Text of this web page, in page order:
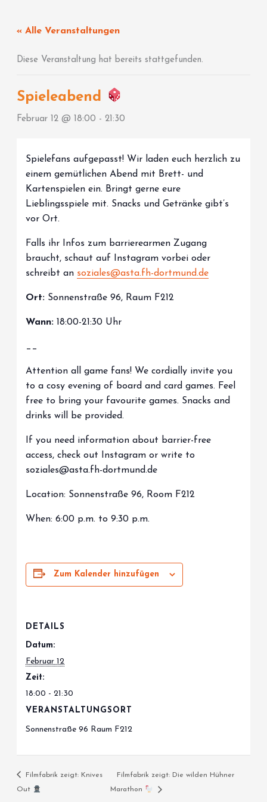
springen« Alle Veranstaltungen
Diese Veranstaltung hat bereits stattgefunden.
Spieleabend
Februar 12 @ 18:00 -21:30
Spielefans aufgepasst! Wir laden euch herzlich zu
einem gemütlichen Abend mit Brett- und
Kartenspielen ein. Bringt gerne eure
Lieblingsspiele mit. Snacks und Getränke gibt’s
vor Ort.
Falls ihr Infos zum barrierearmen Zugang
braucht, schaut auf Instagram vorbei oder
schreibt an soziales@asta.fh-dortmund.de
Ort: Sonnenstraße 96, Raum F212
Wann:18:00-21:30 Uhr
__
Attention all game fans! We cordially invite you
to a cosy evening of board and card games. Feel
free to bring your favourite games. Snacks and
drinks will be provided.
If you need information about barrier-free
access, check out Instagram or write to
soziales@asta.fh-dortmund.de
Location: Sonnenstraße 96, Room F212
When: 6:00 p.m. to 9:30 p.m.
Zum Kalender hinzufügen
DETAILS
Datum:
Februar 12
Zeit:
18:00 - 21:30
VERANSTALTUNGSORT
Sonnenstraße 96 Raum F212
Filmfabrik zeigt: Knives
Out
Filmfabrik zeigt: Die wilden Hühner
Marathon